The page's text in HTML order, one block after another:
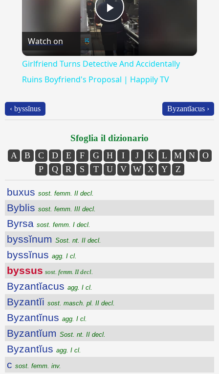
Play
Video
Watch on
Girlfriend Turns Detective And Accidentally
Ruins Boyfriend's Proposal | Happily TV
‹ byssĭnus Byzantĭacus ›
Sfoglia il dizionario
A B C D E F G H I J K L M N
O
P
Q R S T U V W X Y Z
buxus sost. femm. II decl.
Byblis sost. femm. III decl.
Byrsa sost. femm. I decl.
byssĭnum Sost. nt. II decl.
byssĭnus agg. I cl.
byssus sost. femm. II decl.
Byzantĭacus agg. I cl.
Byzantĭi sost. masch. pl. II decl.
Byzantĭnus agg. I cl.
Byzantĭum Sost. nt. II decl.
Byzantĭus agg. I cl.
c sost. femm. inv.